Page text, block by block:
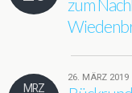
zum
MRZ
26. MÄRZ 2019